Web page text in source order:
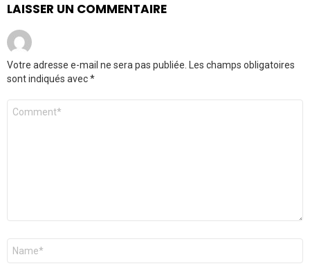
LAISSER UN COMMENTAIRE
Votre adresse e-mail ne sera pas publiée.
Les champs obligatoires
sont indiqués avec*
Commentaire
Nom